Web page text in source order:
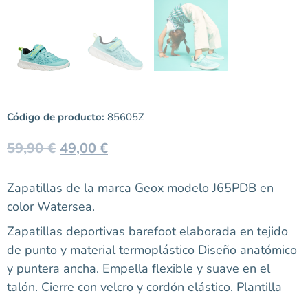
Código de producto: 85605Z
59,90€ 49,00 €
Zapatillas de la marca Geox modelo J65PDB en
color Watersea.
Zapatillas deportivas barefoot elaborada en tejido
de punto y material termoplástico Diseño anatómico
y puntera ancha. Empella flexible y suave en el
talón. Cierre con velcro y cordón elástico. Plantilla